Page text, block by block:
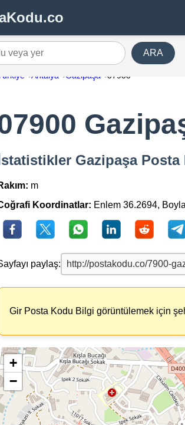
yer ARA
Antalya Gazipaşa 07900
Gazipaşa Posta
m
Koordinatlar: Enlem 36.2694,
paylaş:
Gir Posta Kodu Bilgi görüntülemek için
+
−